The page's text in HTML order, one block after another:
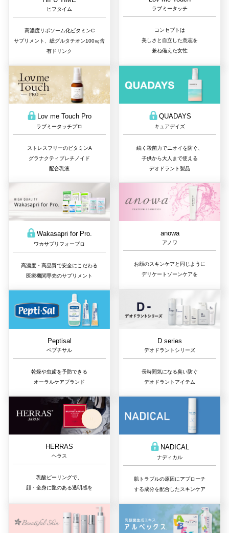
ヒフタイム
高濃度リポソーム化ビタミンC
サプリメント、総グルタチオン100㎎含
有ドリンク
ラブミータッチ
コンセプトは
美しさと自立した意志を
兼ね備えた女性
Lov me Touch Pro
ラブミータッチプロ
ストレスフリーのビタミンA
グラナクティブレチノイド
配合乳液
QUADAYS
キュアデイズ
続く殺菌力でニオイを防ぐ、
子供から大人まで使える
デオドラント製品
Wakasapri for Pro.
ワカサプリフォープロ
高濃度・高品質で安全にこだわる
医療機関専売のサプリメント
anowa
アノワ
お顔のスキンケアと同じように
デリケートゾーンケアを
Peptisal
ペプチサル
乾燥や虫歯を予防できる
オーラルケアブランド
D series
デオドラントシリーズ
長時間気になる臭い防ぐ
デオドラントアイテム
HERRAS
ヘラス
乳酸ピーリングで、
顔・全身に艶のある透明感を
NADICAL
ナディカル
肌トラブルの原因にアプローチ
する成分を配合したスキンケア